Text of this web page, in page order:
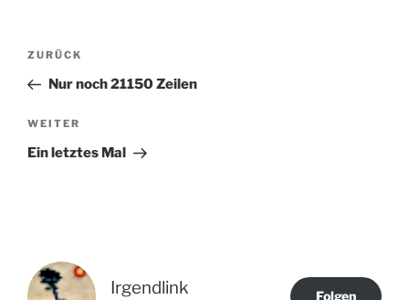
Beitragsnavigation
Vorheriger
Beitrag
ZURÜCK
Nur noch 21150 Zeilen
Nächster
Beitrag
WEITER
Ein letztes Mal
Irgendlink Folgen